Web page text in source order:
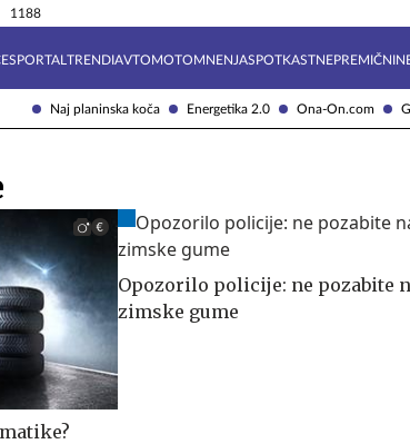
Naj planinska koča Energetika 2.0 Ona-On.com
1188
SPORTAL TRENDIAVTOMOTOMNENJASPOTKAST
Tehnik
Opozorilo policije: ne pozabite
zimske gume